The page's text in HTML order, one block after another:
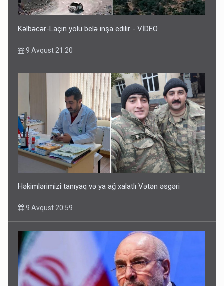
Kəlbəcər-Laçın yolu belə inşa edilir - VİDEO
9 Avqust 21:20
Həkimlərimizi tanıyaq və ya ağ xalatlı Vətən əsgəri
9 Avqust 20:59